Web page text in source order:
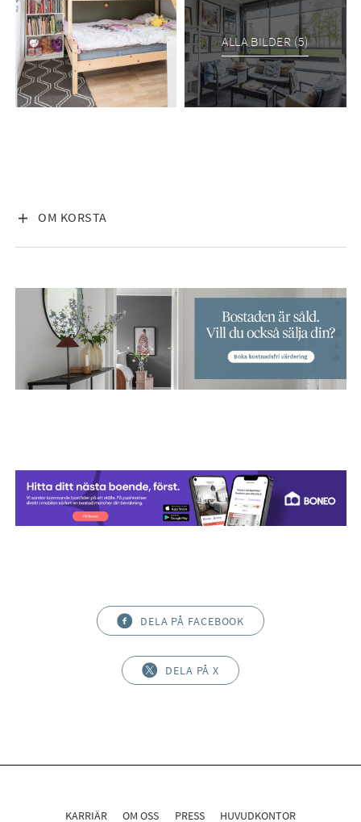
ALLA BILDER (5)
OM KORSTA
VISA INNEHÅLL
DELA PÅ FACEBOOK
DELA PÅ X
KARRIÄR OM OSS PRESS HUVUDKONTOR